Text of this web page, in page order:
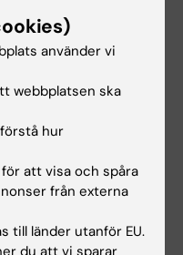
använder vi
webbplatsen ska
hur
för att visa och spåra
från externa
till länder utanför EU.
du att vi sparar